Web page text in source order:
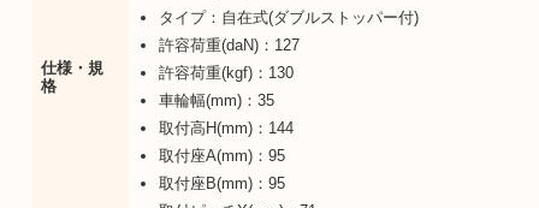
仕様・規
格
タイプ：自在式(ダブルストッパー付)
許容荷重(daN)：127
許容荷重(kgf)：130
車輪幅(mm)：35
取付高H(mm)：144
取付座A(mm)：95
取付座B(mm)：95